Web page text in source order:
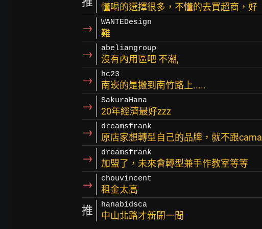
懂喝的選擇很多，不懂的去買超商，好
→ WANTEDesign
難
→ abeliangroup
沒有內用區吧 不潮,
→ hc23
南崁的是搬到南竹路上.....
→ SakuraHana
20年經濟最好zzz
→ dreamsfrank
原店家想轉型自己的品牌，就不跟cama
→ dreamsfrank
加盟了，未來會轉型兼手作教室等等
→ chouvincent
租金太高
推 hanabidsca
中山北路才新開一間